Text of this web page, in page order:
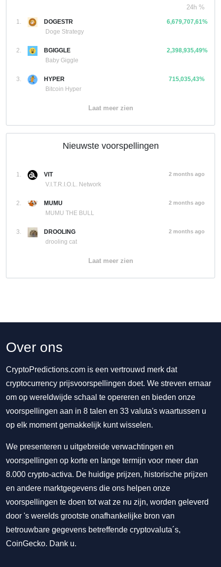
24h %
1.
DOGESTR
Doge Strategy
6,679,707,61%
2.
BGIGGLE
Baby Giggle
2,398,935,49%
3.
HYPER
Bitcoin Hyper
715,035,43%
Laat meer zien
Nieuwste voorspellingen
1.
VIT
V.I.T.R.I.O.L. Network
2 months ago
2.
MUMU
MUMU THE BULL
2 months ago
3.
DROOLING
drooling cat
2 months ago
Laat meer zien
Over ons
CryptoPredictions.com is een vertrouwd merk dat
cryptocurrency prijsvoorspellingen doet. We streven ernaar
om op wereldwijde schaal te opereren en bieden onze
voorspellingen aan in 8 talen en 33 valuta's waartussen u
op elk moment gemakkelijk kunt wisselen.
We presenteren u uitgebreide verwachtingen en
voorspellingen op korte en lange termijn voor meer dan
8.000 crypto-activa. De huidige prijzen, historische prijzen
en andere marktgegevens die ons helpen onze
voorspellingen te doen tot wat ze nu zijn, worden geleverd
door 's werelds grootste onafhankelijke bron van
betrouwbare gegevens betreffende cryptovaluta´s,
CoinGecko. Dank u.